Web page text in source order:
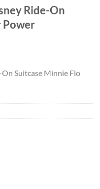
Ride-On
Power
Suitcase Minnie Flo